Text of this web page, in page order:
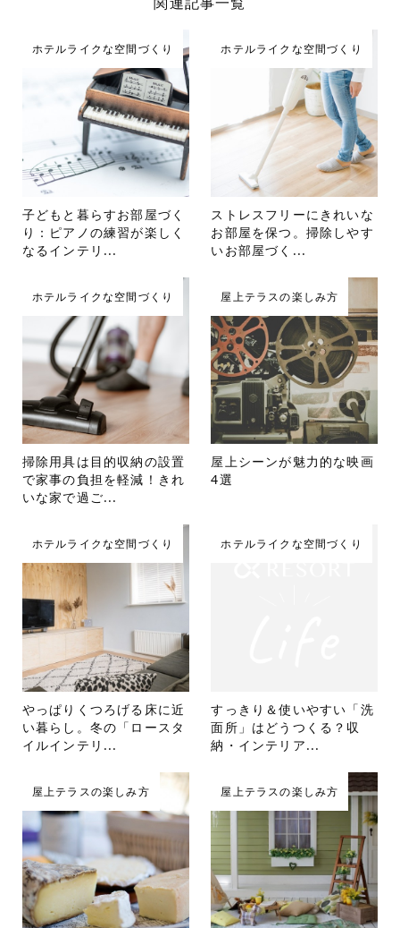
ホテルライクな空間づくり
子どもと暮らすお部屋づく
り：ピアノの練習が楽しく
なるインテリ...
ホテルライクな空間づくり
ストレスフリーにきれいな
お部屋を保つ。掃除しやす
いお部屋づく...
ホテルライクな空間づくり
掃除用具は目的収納の設置
で家事の負担を軽減！きれ
いな家で過ご...
屋上テラスの楽しみ方
屋上シーンが魅力的な映画
4選
ホテルライクな空間づくり
やっぱりくつろげる床に近
い暮らし。冬の「ロースタ
イルインテリ...
ホテルライクな空間づくり
すっきり＆使いやすい「洗
面所」はどうつくる？収
納・インテリア...
屋上テラスの楽しみ方 屋上テラスの楽しみ方